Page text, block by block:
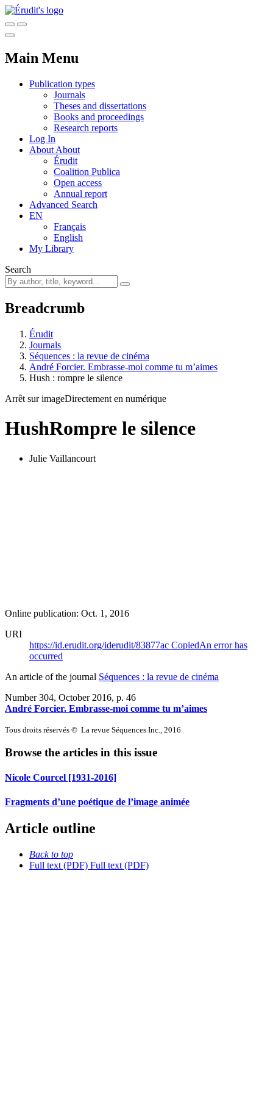
Main Menu
Publication types
Journals
Theses and dissertations
Books and proceedings
Research reports
Log In
About About
Érudit
Coalition Publica
Open access
Annual report
Advanced Search
EN
Français
English
My Library
Search
Breadcrumb
Érudit
Journals
Séquences : la revue de cinéma
André Forcier. Embrasse-moi comme tu m’aimes
Hush : rompre le silence
Arrêt sur imageDirectement en numérique
HushRompre le silence
Julie Vaillancourt
Online publication: Oct. 1, 2016
URI
https://id.erudit.org/iderudit/83877ac CopiedAn error has
occurred
An article of the journal Séquences : la revue de cinéma
Number 304, October 2016, p. 46
André Forcier. Embrasse-moi comme tu m’aimes
Tous droits réservés © La revue Séquences Inc., 2016
Browse the articles in this issue
Nicole Courcel [1931-2016]
Fragments d’une poétique de l’image animée
Article outline
Back to top
Full text (PDF) Full text (PDF)